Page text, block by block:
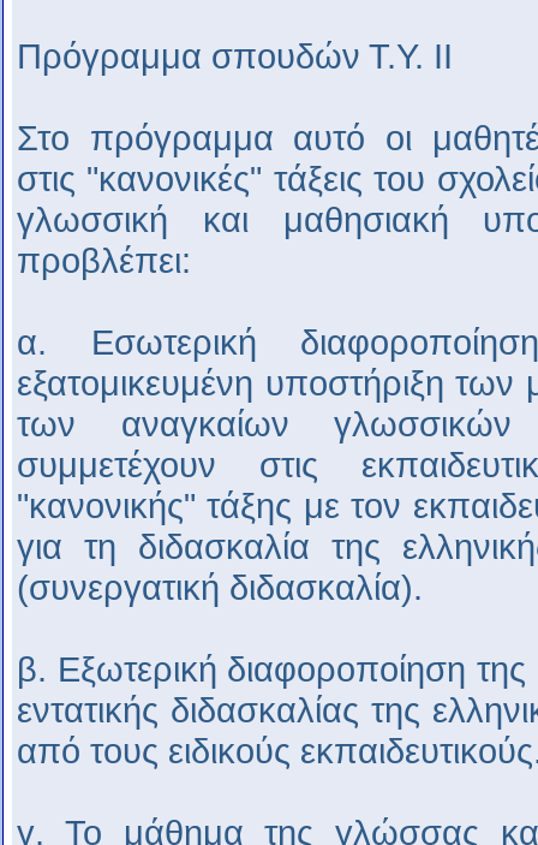
Πρόγραμμα σπουδών Τ.Υ. ΙΙ
Στο πρόγραμμα αυτό οι
στις "κανονικές" τάξεις του
γλωσσική και μαθησιακή
προβλέπει:
α. Εσωτερική
εξατομικευμένη υποστήριξη
των αναγκαίων
συμμετέχουν στις
"κανονικής" τάξης με τον
για τη διδασκαλία της
(συνεργατική διδασκαλία).
β. Εξωτερική διαφοροποίηση της
εντατικής διδασκαλίας της
από τους ειδικούς
γ. Το μάθημα της γλώσσας